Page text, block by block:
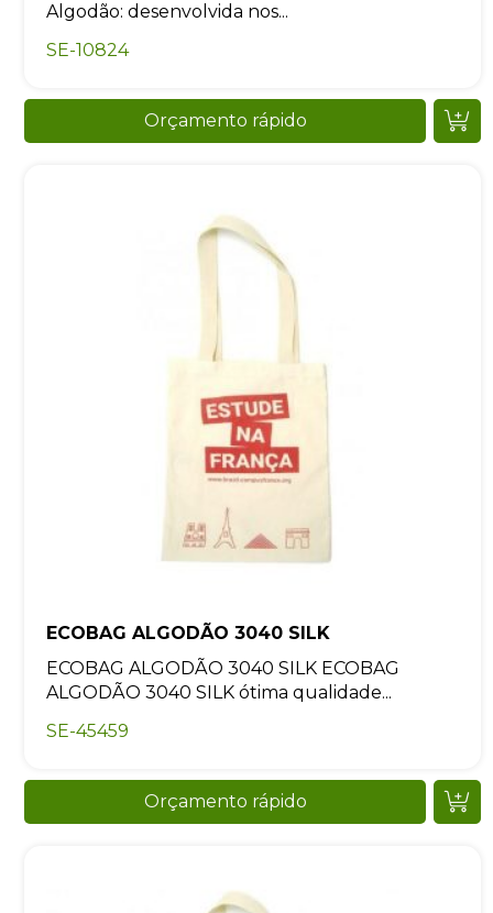
Algodão: desenvolvida nos...
SE-10824
Orçamento rápido
ECOBAG ALGODÃO 3040 SILK
ECOBAG ALGODÃO 3040 SILK ECOBAG
ALGODÃO 3040 SILK ótima qualidade...
SE-45459
Orçamento rápido